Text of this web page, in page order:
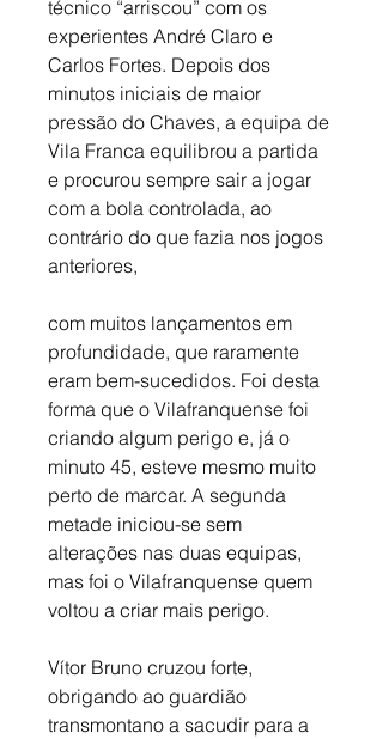
técnico “arriscou” com os
experientes André Claro e
Carlos Fortes. Depois dos
minutos iniciais de maior
pressão do Chaves, a equipa de
Vila Franca equilibrou a partida
e procurou sempre sair a jogar
com a bola controlada, ao
contrário do que fazia nos jogos
anteriores,
com muitos lançamentos em
profundidade, que raramente
eram bem-sucedidos. Foi desta
forma que o Vilafranquense foi
criando algum perigo e, já o
minuto 45, esteve mesmo muito
perto de marcar. A segunda
metade iniciou-se sem
alterações nas duas equipas,
mas foi o Vilafranquense quem
voltou a criar mais perigo.
Vítor Bruno cruzou forte,
obrigando ao guardião
transmontano a sacudir para a